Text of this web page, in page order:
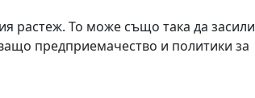
растеж. То може също така да засили
предприемачество и политики за